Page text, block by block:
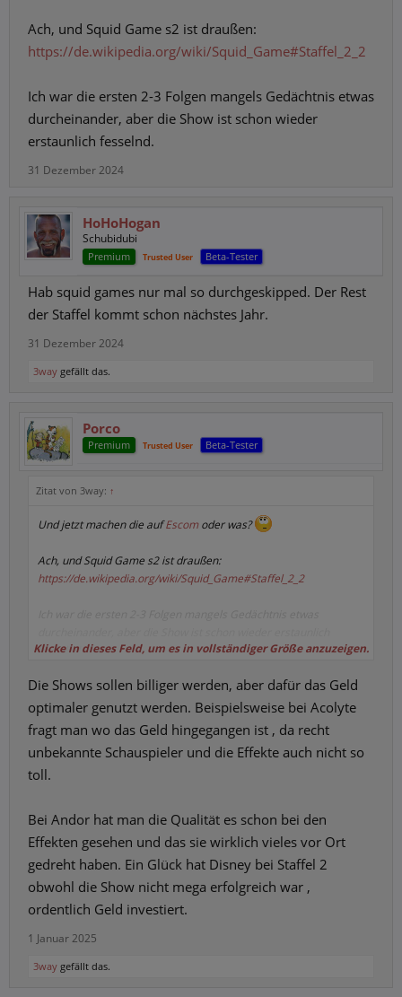
Ach, und Squid Game s2 ist draußen:
https://de.wikipedia.org/wiki/Squid_Game#Staffel_2_2
Ich war die ersten 2-3 Folgen mangels Gedächtnis etwas
durcheinander, aber die Show ist schon wieder
erstaunlich fesselnd.
31 Dezember 2024
HoHoHogan
Schubidubi
Premium Trusted User Beta-Tester
Hab squid games nur mal so durchgeskipped. Der Rest
der Staffel kommt schon nächstes Jahr.
31 Dezember 2024
3way gefällt das.
Porco
Premium Trusted User Beta-Tester
Zitat von 3way: ↑
Und jetzt machen die aufEscomoder was?
Ach, und Squid Game s2 ist draußen:
https://de.wikipedia.org/wiki/Squid_Game#Staffel_2_2
fesselnd.
Klicke in dieses Feld, um es in vollständiger Größe anzuzeigen.
Die Shows sollen billiger werden, aber dafür das Geld
optimaler genutzt werden. Beispielsweise bei Acolyte
fragt man wo das Geld hingegangen ist , da recht
unbekannte Schauspieler und die Effekte auch nicht so
toll.
Bei Andor hat man die Qualität es schon bei den
Effekten gesehen und das sie wirklich vieles vor Ort
gedreht haben. Ein Glück hat Disney bei Staffel 2
obwohl die Show nicht mega erfolgreich war ,
ordentlich Geld investiert.
1 Januar 2025
3way gefällt das.